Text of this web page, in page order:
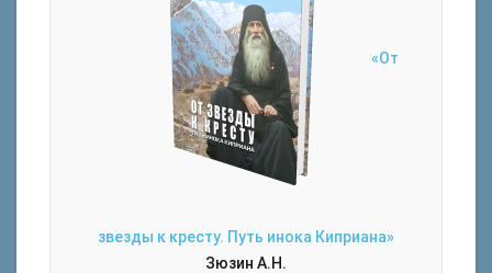
«От
звезды к кресту. Путь инока Киприана»
Зюзин А.Н.